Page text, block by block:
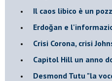
​Il caos libico è un
Erdoğan e
Crisi Corona, crisi
Capitol Hill un anno
Desmond Tutu "la